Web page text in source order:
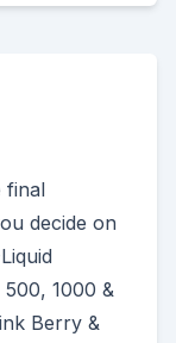
final
decide on
1000 &
Berry &